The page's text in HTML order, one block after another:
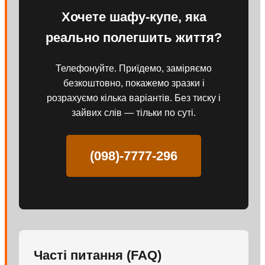
Хочете шафу-купе, яка
реально полегшить життя?
Телефонуйте. Приїдемо, заміряємо
безкоштовно, покажемо зразки і
розрахуємо кілька варіантів. Без тиску і
зайвих слів — тільки по суті.
(098)-7777-296
Часті питання (FAQ)